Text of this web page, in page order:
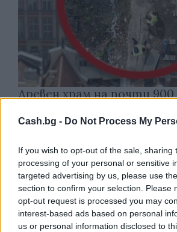
Cash.bg - Do Not Process My
If you wish to opt-out of the sale, sharing
processing of your personal or sensitive
targeted advertising by us, please use
section to confirm your selection. Please
opt-out request is processed you may
interest-based ads based on personal
us or personal information disclosed to
Древен храм на почти 900
Полша